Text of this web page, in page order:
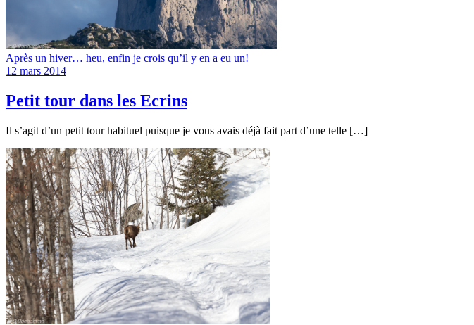
Après un hiver… heu, enfin je crois qu’il y en a eu un!
12 mars 2014
Petit tour dans les Ecrins
Il s’agit d’un petit tour habituel puisque je vous avais déjà fait part d’une telle […]